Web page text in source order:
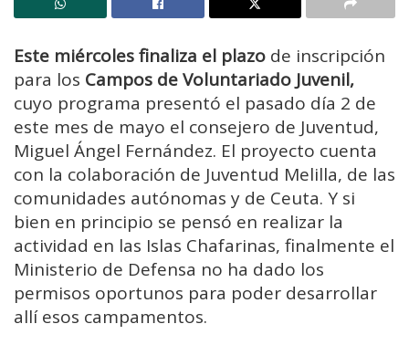
Este miércoles finaliza el plazo de inscripción
para los Campos de Voluntariado Juvenil,
cuyo programa presentó el pasado día 2 de
este mes de mayo el consejero de Juventud,
Miguel Ángel Fernández. El proyecto cuenta
con la colaboración de Juventud Melilla, de las
comunidades autónomas y de Ceuta. Y si
bien en principio se pensó en realizar la
actividad en las Islas Chafarinas, finalmente el
Ministerio de Defensa no ha dado los
permisos oportunos para poder desarrollar
allí esos campamentos.